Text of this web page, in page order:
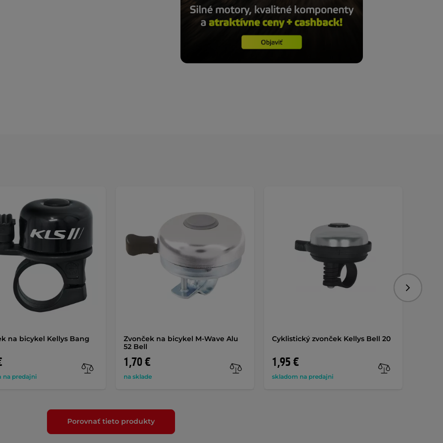
na bicykel Kellys Bang
na predajni
Zvonček na bicykel M-Wave Alu
52 Bell
1,70 €
na sklade
Cyklistický zvonček Kellys Bell 20
1,95 €
skladom na predajni
Porovnať tieto produkty